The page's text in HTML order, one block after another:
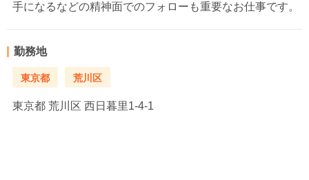
手になるなどの精神面でのフォローも重要なお仕事です。
勤務地
東京都 荒川区
東京都 荒川区 西日暮里1-4-1